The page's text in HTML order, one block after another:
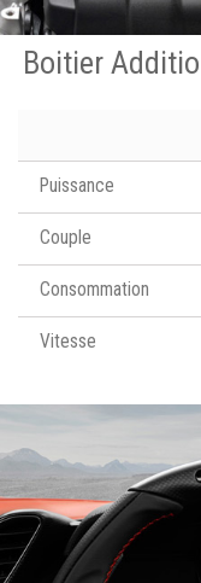
Boitier
Puissance
Couple
Consommation
Vitesse